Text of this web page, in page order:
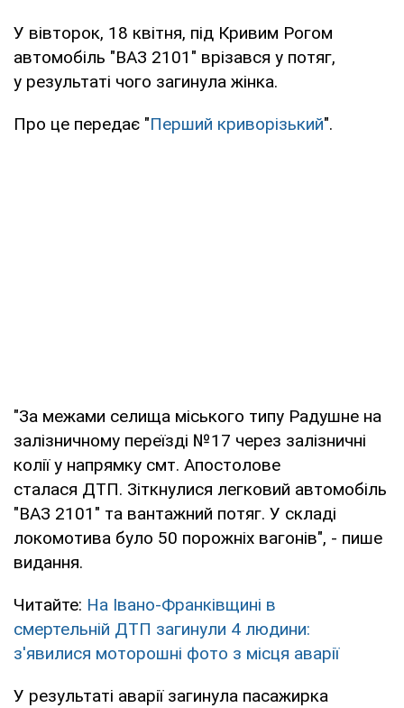
У вівторок, 18 квітня, під Кривим Рогом
автомобіль "ВАЗ 2101" врізався у потяг,
у результаті чого загинула жінка.
Про це передає "Перший криворізький".
"За межами селища міського типу Радушне на
залізничному переїзді №17 через залізничні
колії у напрямку смт. Апостолове
сталася ДТП. Зіткнулися легковий автомобіль
"ВАЗ 2101" та вантажний потяг. У складі
локомотива було 50 порожніх вагонів", - пише
видання.
Читайте: На Івано-Франківщині в
смертельній ДТП загинули 4 людини:
з'явилися моторошні фото з місця аварії
У результаті аварії загинула пасажирка